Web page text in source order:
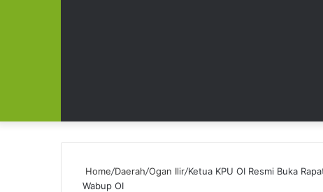
Home/Daerah/Ogan Ilir/Ketua KPU OI Resmi Buka
Wabup OI